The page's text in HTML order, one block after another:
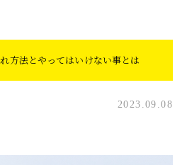
方法とやってはいけない事とは
2023.09.08